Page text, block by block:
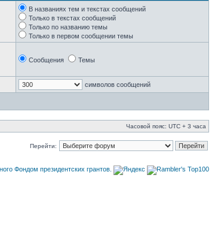
В названиях тем и текстах сообщений
Только в текстах сообщений
Только по названию темы
Только в первом сообщении темы
Сообщения Темы
символов сообщений
Часовой пояс: UTC + 3 часа
Перейти: